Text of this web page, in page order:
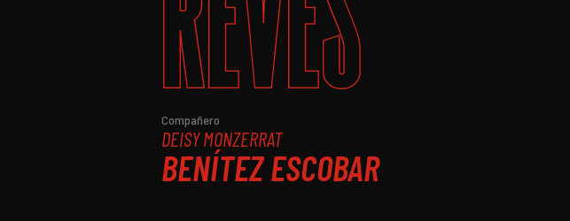
Compañero
DEISY MONZERRAT
BENÍTEZ ESCOBAR